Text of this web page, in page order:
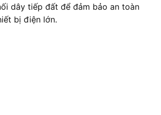
dây tiếp đất để đảm bảo an toàn
bị điện lớn.